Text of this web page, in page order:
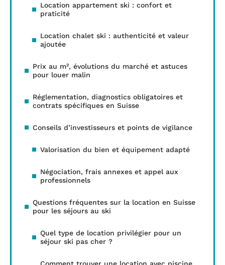
Location appartement ski : confort et
praticité
Location chalet ski : authenticité et valeur
ajoutée
Prix au m², évolutions du marché et astuces
pour louer malin
Réglementation, diagnostics obligatoires et
contrats spécifiques en Suisse
Conseils d’investisseurs et points de vigilance
Valorisation du bien et équipement adapté
Négociation, frais annexes et appel aux
professionnels
Questions fréquentes sur la location en Suisse
pour les séjours au ski
Quel type de location privilégier pour un
séjour ski pas cher ?